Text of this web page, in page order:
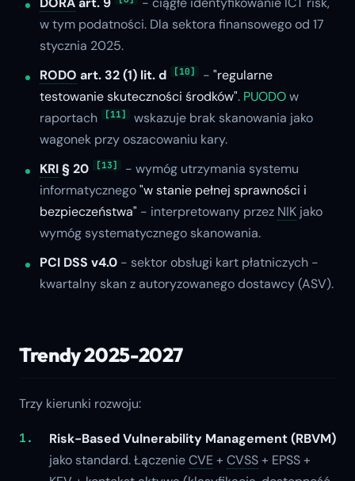
w tym podatności. Dla sektora finansowego od 17
stycznia 2025.
RODO art. 32 (1) lit. d [10] - "regularne
testowanie skuteczności środków". PUODOw
raportach
[11]
wskazuje brak skanowania jako
wagonek przy oszacowaniu kary.
KRI§ 20 [13]
- wymóg utrzymania systemu
informatycznego"w stanie pełnej sprawności i
bezpieczeństwa" - interpretowany przez NIK jako
wymóg systematycznego skanowania.
PCI DSS v4.0 - sektor obsługi kart płatniczych -
kwartalny skan z autoryzowanego dostawcy (ASV).
Trendy 2025-2027
Trzy kierunki rozwoju:
Risk-Based Vulnerability Management (RBVM)
jako standard. ŁączenieCVE + CVSS+ EPSS +